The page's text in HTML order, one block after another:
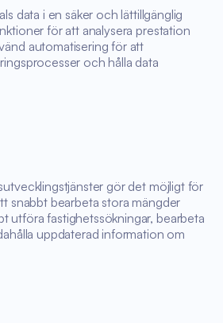
data i en säker och lättillgänglig
för att analysera prestation
automatisering för att
och hålla data
gör det möjligt för
snabbt bearbeta stora mängder
utföra fastighetssökningar, bearbeta
uppdaterad information om